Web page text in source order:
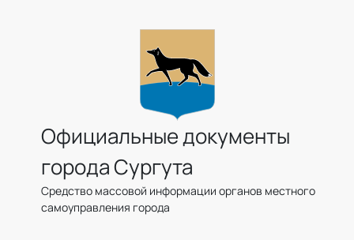
Официальные документы
города Сургута
Средство массовой информации органов местного
самоуправления города